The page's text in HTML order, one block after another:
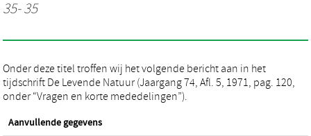
35- 35
Onder deze titel troffen wij het volgende bericht aan in het
tijdschrift De Levende Natuur (Jaargang 74, Afl. 5, 1971, pag. 120,
onder “Vragen en korte mededelingen”).
Aanvullende gegevens